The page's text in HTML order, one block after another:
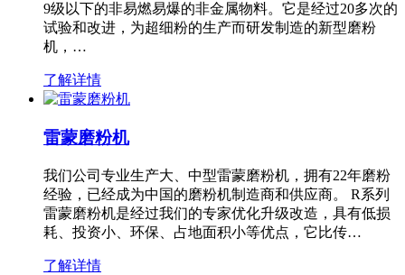
9级以下的非易燃易爆的非金属物料。它是经过20多次的
试验和改进，为超细粉的生产而研发制造的新型磨粉
机，…
了解详情
雷蒙磨粉机
我们公司专业生产大、中型雷蒙磨粉机，拥有22年磨粉
经验，已经成为中国的磨粉机制造商和供应商。 R系列
雷蒙磨粉机是经过我们的专家优化升级改造，具有低损
耗、投资小、环保、占地面积小等优点，它比传…
了解详情